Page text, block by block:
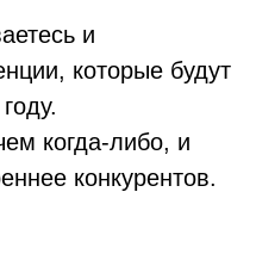
и
которые будут
когда-либо, и
конкурентов.